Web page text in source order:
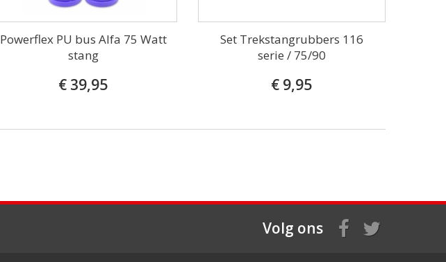
Powerflex PU bus Alfa 75 Watt
stang
€ 39,95
Set Trekstangrubbers 116
serie / 75/90
€ 9,95
Volg ons